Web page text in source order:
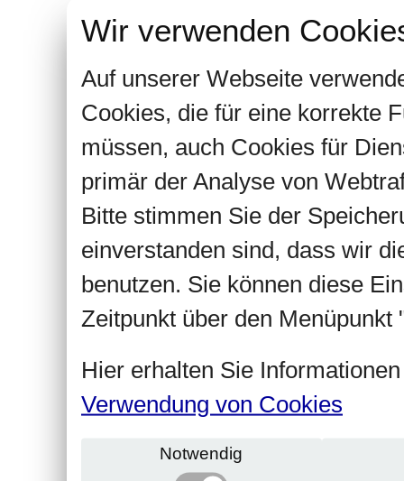
Wir verwenden
Auf unserer Webseite
Cookies, die für eine korrekte
müssen, auch Cookies für
primär der Analyse von
Bitte stimmen Sie der
einverstanden sind, dass wir
benutzen. Sie können diese
Zeitpunkt über den Menüpunkt
Hier erhalten Sie
Verwendung von Cookies
Notwendig